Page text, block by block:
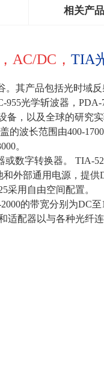
相关产品
， AC/DC ， TIA
其产品包括光时域反
955光学斩波器， PDA-
，以及全球的研究实
的波长范围由400-
。
数字转换器。 TIA-
和外部通用电源，提供
采用自由空间配置。
的带宽分别为DC至
适配器以与各种光纤